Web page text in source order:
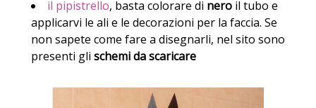
il pipistrello, basta colorare di nero il tubo e
applicarvi le ali e le decorazioni per la faccia. Se
non sapete come fare a disegnarli, nel sito sono
presenti gli schemi da scaricare